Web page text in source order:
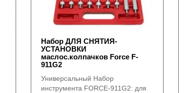
Набор ДЛЯ СНЯТИЯ-
УСТАНОВКИ
маслос.колпачков Force F-
911G2
Универсальный Набор
инструмента FORCE-911G2: для